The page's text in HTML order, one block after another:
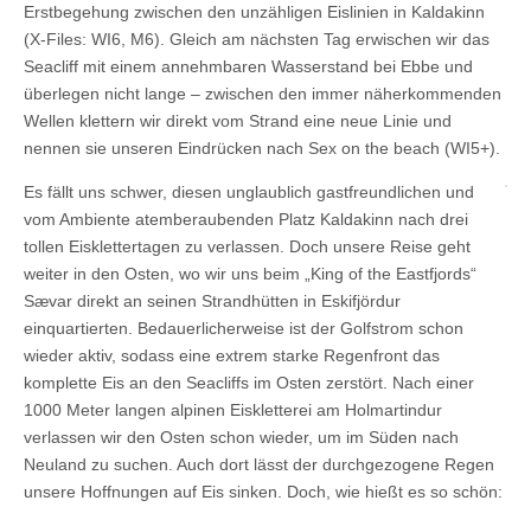
Erstbegehung zwischen den unzähligen Eislinien in Kaldakinn
(X-Files: WI6, M6). Gleich am nächsten Tag erwischen wir das
Seacliff mit einem annehmbaren Wasserstand bei Ebbe und
überlegen nicht lange – zwischen den immer näherkommenden
Wellen klettern wir direkt vom Strand eine neue Linie und
nennen sie unseren Eindrücken nach Sex on the beach (WI5+).
Es fällt uns schwer, diesen unglaublich gastfreundlichen und
vom Ambiente atemberaubenden Platz Kaldakinn nach drei
tollen Eisklettertagen zu verlassen. Doch unsere Reise geht
weiter in den Osten, wo wir uns beim „King of the Eastfjords“
Sævar direkt an seinen Strandhütten in Eskifjördur
einquartierten. Bedauerlicherweise ist der Golfstrom schon
wieder aktiv, sodass eine extrem starke Regenfront das
komplette Eis an den Seacliffs im Osten zerstört. Nach einer
1000 Meter langen alpinen Eiskletterei am Holmartindur
verlassen wir den Osten schon wieder, um im Süden nach
Neuland zu suchen. Auch dort lässt der durchgezogene Regen
unsere Hoffnungen auf Eis sinken. Doch, wie hießt es so schön: